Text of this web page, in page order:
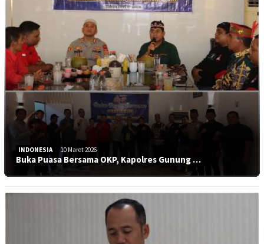
INDONESIA 10 Maret 2026
Buka Puasa Bersama OKP, Kapolres Gunung …